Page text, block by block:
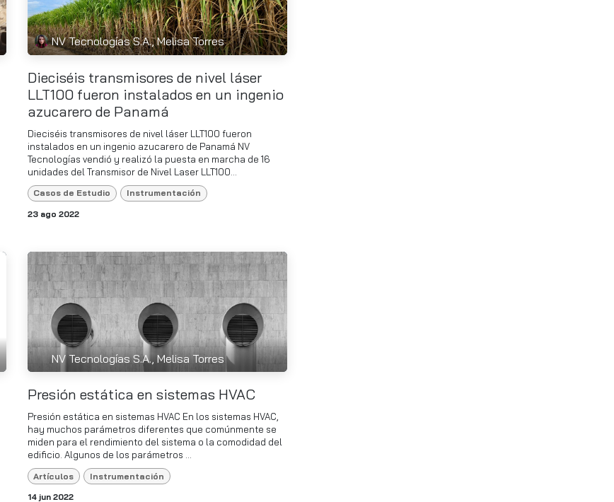
NV Tecnologías S.A., Melisa Torres
Dieciséis transmisores de nivel láser
LLT100 fueron instalados en un ingenio
azucarero de Panamá
Dieciséis transmisores de nivel láser LLT100 fueron
instalados en un ingenio azucarero de Panamá NV
Tecnologías vendió y realizó la puesta en marcha de 16
unidades del Transmisor de Nivel Laser LLT100...
Casos de Estudio Instrumentación
23 ago 2022
NV Tecnologías S.A., Melisa Torres
Presión estática en sistemas HVAC
Presión estática en sistemas HVAC En los sistemas HVAC,
hay muchos parámetros diferentes que comúnmente se
miden para el rendimiento del sistema o la comodidad del
edificio. Algunos de los parámetros ...
Artículos Instrumentación
14 jun 2022